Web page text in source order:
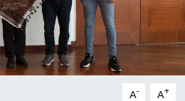
A- A+